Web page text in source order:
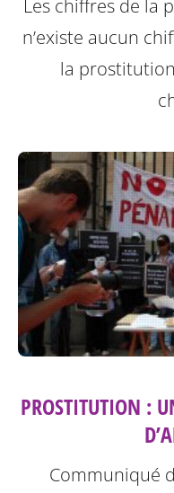
Les chiffres de la
n’existe aucun
la
PROSTITUTION :
Communiqué